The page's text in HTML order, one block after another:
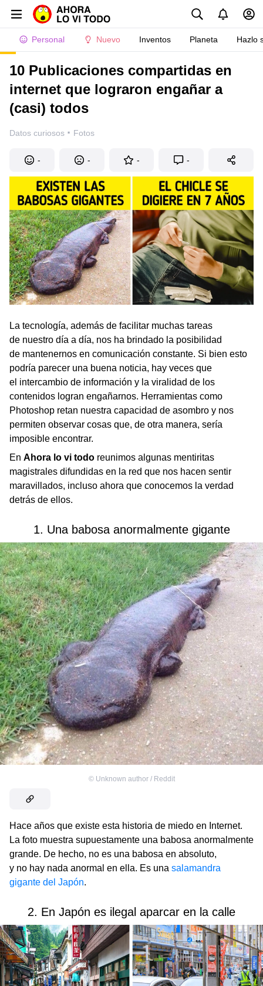
Personal Nuevo Inventos Planeta Hazlo
10 Publicaciones compartidas en
internet que lograron engañar a
(casi) todos
Datos curiosos · Fotos
- - - -
La tecnología, además de facilitar muchas tareas
de nuestro día a día, nos ha brindado la posibilidad
de mantenernos en comunicación constante. Si bien esto
podría parecer una buena noticia, hay veces que
el intercambio de información y la viralidad de los
contenidos logran engañarnos. Herramientas como
Photoshop retan nuestra capacidad de asombro y nos
permiten observar cosas que, de otra manera, sería
imposible encontrar.
En Ahora lo vi todo reunimos algunas mentiritas
magistrales difundidas en la red que nos hacen sentir
maravillados, incluso ahora que conocemos la verdad
detrás de ellos.
1. Una babosa anormalmente gigante
© Unknown author / Reddit
Hace años que existe esta historia de miedo en Internet.
La foto muestra supuestamente una babosa anormalmente
grande. De hecho, no es una babosa en absoluto,
y no hay nada anormal en ella. Es una salamandra
gigante del Japón.
2. En Japón es ilegal aparcar en la calle